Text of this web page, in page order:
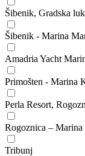
Šibenik, Gradska
Šibenik - Marina
Amadria Yacht
Primošten - Marina
Perla Resort,
Rogoznica – Marina
Tribunj